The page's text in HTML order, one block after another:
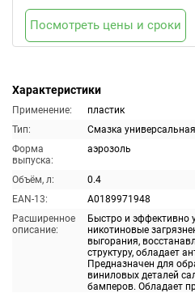
Характеристики
Применение:
пластик
Тип:
Смазка универсальная
Форма
выпуска:
аэрозоль
Объём, л:
0.4
EAN-13:
A0189971948
Расширенное
описание:
Быстро и эффективно
никотиновые
выгорания,
структуру, обладает
Предназначен для
виниловых деталей
бамперов. Обладает
Посмотреть цены и сроки